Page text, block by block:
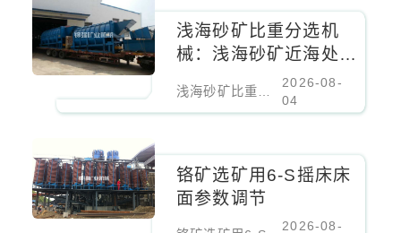
浅海砂矿比重分选机
械：浅海砂矿近海处理
浅海砂矿比重分选机械：浅海砂矿近海处理设备
2026-08-
04
铬矿选矿用6-S摇床床
面参数调节
2026-08-